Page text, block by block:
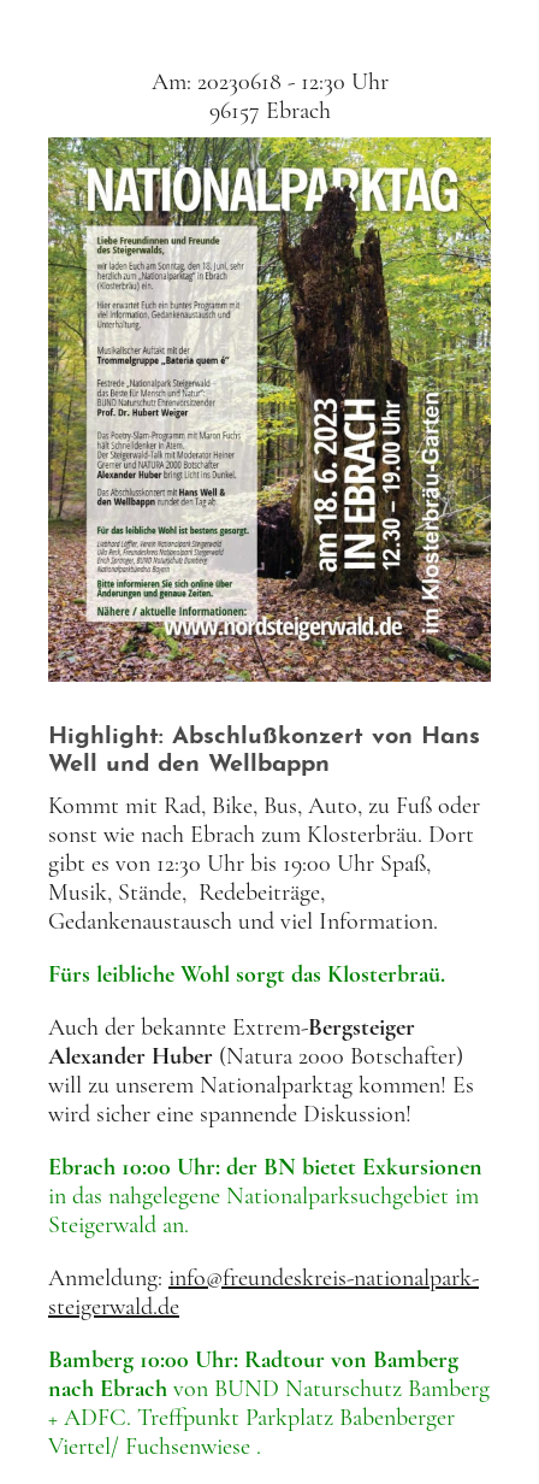
Am: 20230618 - 12:30 Uhr
96157 Ebrach
Highlight: Abschlußkonzert von Hans
Well und den Wellbappn
Kommt mit Rad, Bike, Bus, Auto, zu Fuß oder
sonst wie nach Ebrach zum Klosterbräu. Dort
gibt es von 12:30 Uhr bis 19:00 Uhr Spaß,
Musik, Stände, Redebeiträge,
Gedankenaustausch und viel Information.
Fürs leibliche Wohl sorgt das Klosterbraü.
Auch der bekannte Extrem-Bergsteiger
Alexander Huber (Natura 2000 Botschafter)
will zu unserem Nationalparktag kommen! Es
wird sicher eine spannende Diskussion!
Ebrach 10:00 Uhr: der BN bietet Exkursionen
in das nahgelegene Nationalparksuchgebiet im
Steigerwald an.
Anmeldung: info@freundeskreis-nationalpark-
steigerwald.de
Bamberg 10:00 Uhr: Radtour von Bamberg
nach Ebrach von BUND Naturschutz Bamberg
+ ADFC. Treffpunkt Parkplatz Babenberger
Viertel/ Fuchsenwiese .